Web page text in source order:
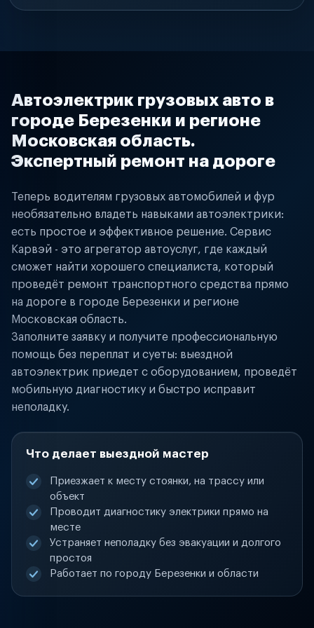
Автоэлектрик грузовых авто в
городе Березенки и регионе
Московская область.
Экспертный ремонт на дороге
Теперь водителям грузовых автомобилей и фур
необязательно владеть навыками автоэлектрики:
есть простое и эффективное решение. Сервис
Карвэй - это агрегатор автоуслуг, где каждый
сможет найти хорошего специалиста, который
проведёт ремонт транспортного средства прямо
на дороге в городе Березенки и регионе
Московская область.
Заполните заявку и получите профессиональную
помощь без переплат и суеты: выездной
автоэлектрик приедет с оборудованием, проведёт
мобильную диагностику и быстро исправит
неполадку.
Что делает выездной мастер
Приезжает к месту стоянки, на трассу или
объект
Проводит диагностику электрики прямо на
месте
Устраняет неполадку без эвакуации и долгого
простоя
Работает по городу Березенки и области